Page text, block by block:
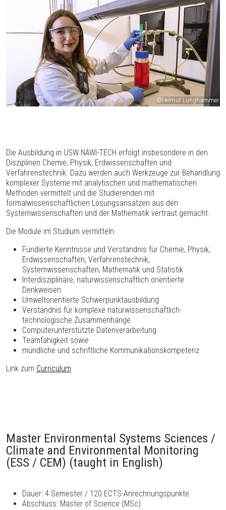
©Helmut Lunghammer
Die Ausbildung in USW NAWI-TECH erfolgt insbesondere in den
Disziplinen Chemie, Physik, Erdwissenschaften und
Verfahrenstechnik. Dazu werden auch Werkzeuge zur Behandlung
komplexer Systeme mit analytischen und mathematischen
Methoden vermittelt und die Studierenden mit
formalwissenschaftlichen Lösungsansätzen aus den
Systemwissenschaften und der Mathematik vertraut gemacht.
Die Module im Studium vermitteln
Fundierte Kenntnisse und Verständnis für Chemie, Physik,
Erdwissenschaften, Verfahrenstechnik,
Systemwissenschaften, Mathematik und Statistik
Interdisziplinäre, naturwissenschaftlich orientierte
Denkweisen
Umweltorientierte Schwerpunktausbildung
Verständnis für komplexe naturwissenschaftlich-
technologische Zusammenhänge
Computerunterstützte Datenverarbeitung
Teamfähigkeit sowie
mündliche und schriftliche Kommunikationskompetenz
Link zum Curriculum
Master Environmental Systems Sciences /
Climate and Environmental Monitoring
(ESS / CEM) (taught in English)
Dauer: 4 Semester / 120 ECTS-Anrechnungspunkte
Abschluss: Master of Science (MSc)